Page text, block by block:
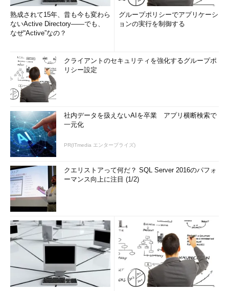
熟成されて15年、昔も今も変わら
ないActive Directory――でも、
なぜ“Active”なの？
グループポリシーでアプリケーシ
ョンの実行を制御する
クライアントのセキュリティを強化するグループポ
リシー設定
社内データを扱えないAIを卒業 アプリ横断検索で
一元化
PR(ITmedia エンタープライズ)
クエリストアって何だ？ SQL Server 2016のパフォ
ーマンス向上に注目 (1/2)